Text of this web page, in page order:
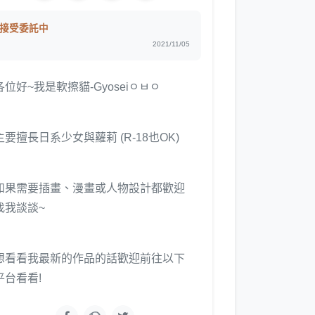
接受委託中
2021/11/05
位好~我是軟擦貓-Gyoseiㅇㅂㅇ
要擅長日系少女與蘿莉 (R-18也OK)
果需要插畫、漫畫或人物設計都歡迎
我談談~
看看我最新的作品的話歡迎前往以下
台看看!